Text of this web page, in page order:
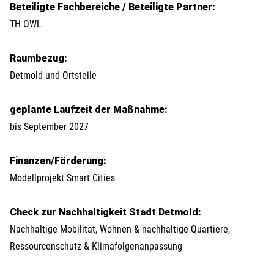
Beteiligte Fachbereiche / Beteiligte Partner:
TH OWL
Raumbezug:
Detmold und Ortsteile
geplante Laufzeit der Maßnahme:
bis September 2027
Finanzen/Förderung:
Modellprojekt Smart Cities
Check zur Nachhaltigkeit Stadt Detmold:
Nachhaltige Mobilität, Wohnen & nachhaltige Quartiere,
Ressourcenschutz & Klimafolgenanpassung